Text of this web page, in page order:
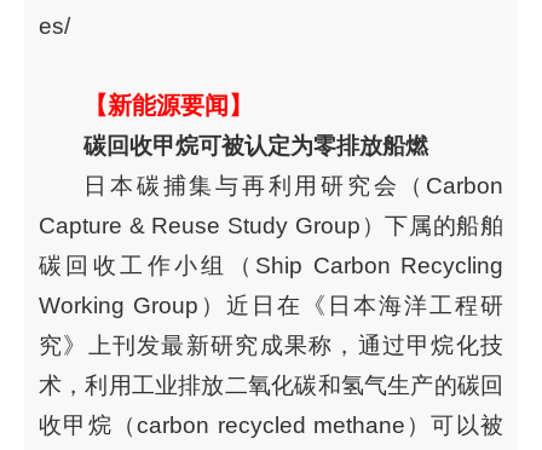
es/
【新能源要闻】
碳回收甲烷可被认定为零排放船燃
日本碳捕集与再利用研究会（Carbon
Capture & Reuse Study Group）下属的船舶
碳回收工作小组（Ship Carbon Recycling
Working Group）近日在《日本海洋工程研
究》上刊发最新研究成果称，通过甲烷化技
术，利用工业排放二氧化碳和氢气生产的碳回
收甲烷（carbon recycled methane）可以被